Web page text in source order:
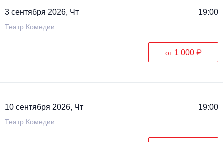
Металл
3 сентября 2026, Чт 19:00
Театр Комедии.
от 1 000 ₽
10 сентября 2026, Чт 19:00
Театр Комедии.